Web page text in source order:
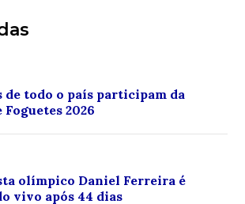
de todo o país participam da
2026
olímpico Daniel Ferreira é
vivo após 44 dias